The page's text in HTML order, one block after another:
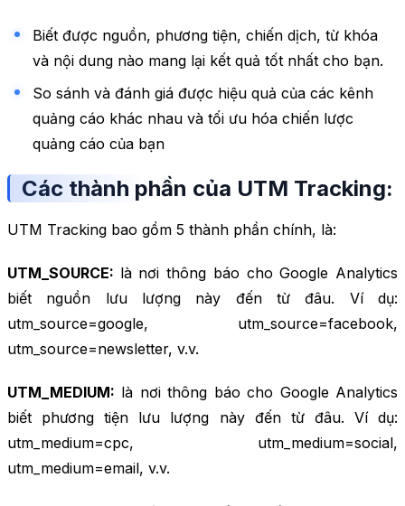
Biết được nguồn, phương tiện, chiến dịch, từ khóa
và nội dung nào mang lại kết quả tốt nhất cho bạn.
So sánh và đánh giá được hiệu quả của các kênh
quảng cáo khác nhau và tối ưu hóa chiến lược
quảng cáo của bạn
Các thành phần của UTM Tracking:
UTM Tracking bao gồm 5 thành phần chính, là:
UTM_SOURCE: là nơi thông báo cho Google Analytics
biết nguồn lưu lượng này đến từ đâu. Ví dụ:
utm_source=google, utm_source=facebook,
utm_source=newsletter, v.v.
UTM_MEDIUM: là nơi thông báo cho Google Analytics
biết phương tiện lưu lượng này đến từ đâu. Ví dụ:
utm_medium=cpc, utm_medium=social,
utm_medium=email, v.v.